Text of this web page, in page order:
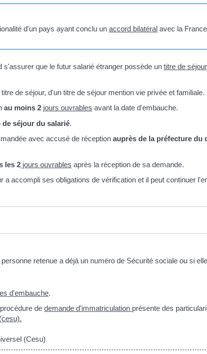
d'un pays ayant conclu unaccord bilatéral avec la
que le futur salarié étranger possède un titre de séjour
de séjour, d'un titre de séjour mention vie privée et familiale.
au moins 2 jours ouvrables avant la date d'embauche.
séjour du salarié.
avec accusé de réception auprès de la préfecture du
les 2 jours ouvrables après la réception de sa demande.
a accompli ses obligations de vérification et il peut continuer
retenue a déjà un numéro de Sécurité sociale ou si
d'embauche.
de demande d'immatriculation présente des
(Cesu)